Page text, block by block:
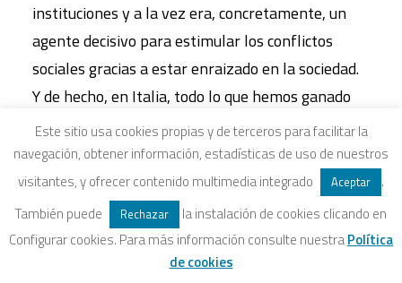
instituciones y a la vez era, concretamente, un
agente decisivo para estimular los conflictos
sociales gracias a estar enraizado en la sociedad.
Y de hecho, en Italia, todo lo que hemos ganado
en términos de derechos lo han logrado las
fuerzas de oposición, logros que luego se
consolidaron gracias al nuevo equilibrio de poder
al nivel institucional.
Esta herencia política se desintegró en las
Este sitio usa cookies propias y de terceros para facilitar la
navegación, obtener información, estadísticas de uso de nuestros
visitantes, y ofrecer contenido multimedia integrado
Aceptar
.
También puede
Rechazar
la instalación de cookies clicando en
Configurar cookies. Para más información consulte nuestraPolítica
de cookies